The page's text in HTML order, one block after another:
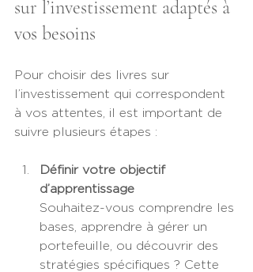
sur l’investissement adaptés à
vos besoins
Pour choisir des livres sur
l’investissement qui correspondent
à vos attentes, il est important de
suivre plusieurs étapes :
Définir votre objectif
d’apprentissage
Souhaitez-vous comprendre les
bases, apprendre à gérer un
portefeuille, ou découvrir des
stratégies spécifiques ? Cette